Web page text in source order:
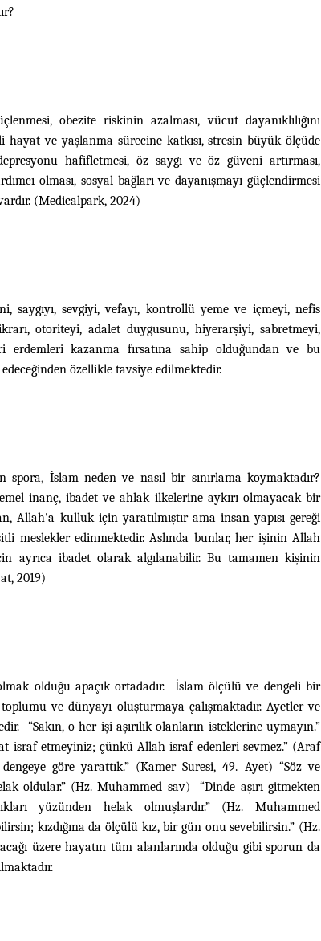
obezite riskinin azalması, vücut dayanıklılığını
hayat ve yaşlanma sürecine katkısı, stresin büyük ölçüde
hafifletmesi, öz saygı ve öz güveni artırması,
olması, sosyal bağları ve dayanışmayı güçlendirmesi
(Medicalpark, 2024)
saygıyı, sevgiyi, vefayı, kontrollü yeme ve içmeyi, nefis
otoriteyi, adalet duygusunu, hiyerarşiyi, sabretmeyi,
kazanma fırsatına sahip olduğundan ve bu
özellikle tavsiye edilmektedir.
spora, İslam neden ve nasıl bir sınırlama koymaktadır?
inanç, ibadet ve ahlak ilkelerine aykırı olmayacak bir
Allah'a kulluk için yaratılmıştır ama insan yapısı gereği
meslekler edinmektedir. Aslında bunlar, her işinin Allah
ayrıca ibadet olarak algılanabilir. Bu tamamen kişinin
2019)
olduğu apaçık ortadadır. İslam ölçülü ve dengeli bir
ve dünyayı oluşturmaya çalışmaktadır. Ayetler ve
“Sakın, o her işi aşırılık olanların isteklerine uymayın.”
israf etmeyiniz; çünkü Allah israf edenleri sevmez.” (Araf
göre yarattık.” (Kamer Suresi, 49. Ayet) “Söz ve
oldular.” (Hz. Muhammed sav)
“Dinde aşırı gitmekten
yüzünden helak olmuşlardır.” (Hz. Muhammed
kızdığına da ölçülü kız, bir gün onu sevebilirsin.” (Hz.
üzere hayatın tüm alanlarında olduğu gibi sporun da